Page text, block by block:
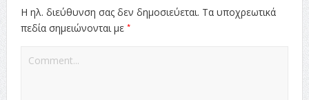
Η ηλ. διεύθυνση σας δεν δημοσιεύεται. Τα υποχρεωτικά
πεδία σημειώνονται με *